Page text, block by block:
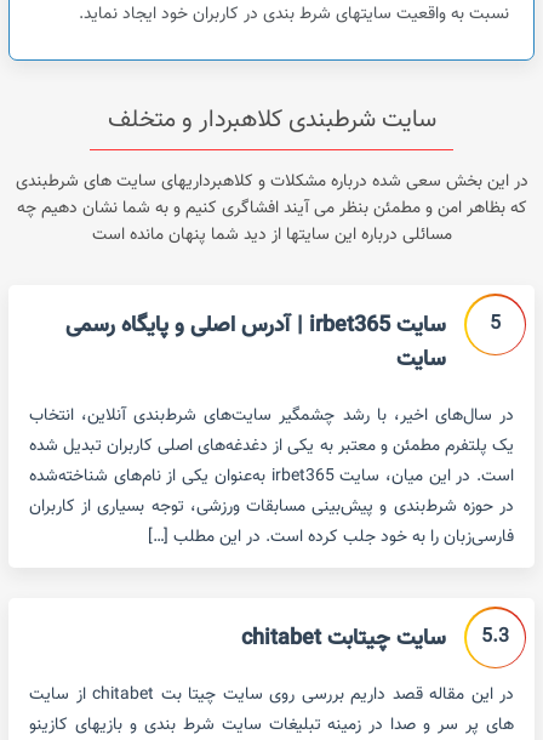
نسبت به واقعیت سایتهای شرط بندی در کاربران خود ایجاد نماید.
سایت شرطبندی کلاهبردار و متخلف
در این بخش سعی شده درباره مشکلات و کلاهبرداریهای سایت های شرطبندی
که بظاهر امن و مطمئن بنظر می آیند افشاگری کنیم و به شما نشان دهیم چه
مسائلی درباره این سایتها از دید شما پنهان مانده است
5
سایت irbet365 | آدرس اصلی و پایگاه رسمی
سایت
در سال‌های اخیر، با رشد چشمگیر سایت‌های شرط‌بندی آنلاین، انتخاب
یک پلتفرم مطمئن و معتبر به یکی از دغدغه‌های اصلی کاربران تبدیل شده
است. در این میان، سایت irbet365 به‌عنوان یکی از نام‌های شناخته‌شده
در حوزه شرط‌بندی و پیش‌بینی مسابقات ورزشی، توجه بسیاری از کاربران
فارسی‌زبان را به خود جلب کرده است. در این مطلب […]
5.3 سایت چیتابت chitabet
در این مقاله قصد داریم بررسی روی سایت چیتا بت chitabet از سایت
های پر سر و صدا در زمینه تبلیغات سایت شرط بندی و بازیهای کازینو